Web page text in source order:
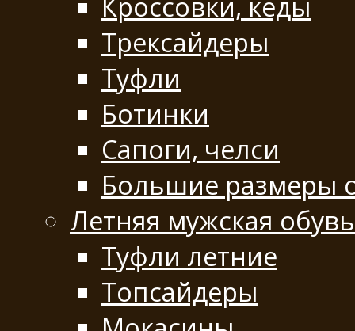
Трексайдеры
Туфли
Ботинки
Сапоги, челси
Большие размеры
Летняя мужская обувь
Туфли летние
Топсайдеры